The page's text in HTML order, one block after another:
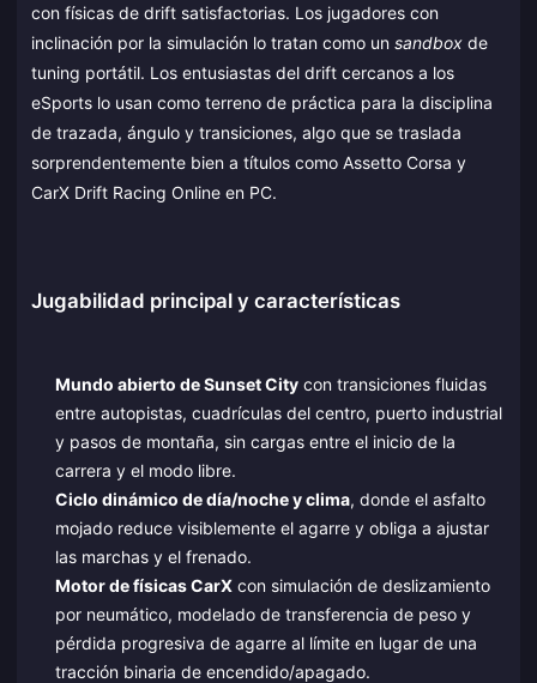
con físicas de drift satisfactorias. Los jugadores con
inclinación por la simulación lo tratan como un sandbox de
tuning portátil. Los entusiastas del drift cercanos a los
eSports lo usan como terreno de práctica para la disciplina
de trazada, ángulo y transiciones, algo que se traslada
sorprendentemente bien a títulos como Assetto Corsa y
CarX Drift Racing Online en PC.
Jugabilidad principal y características
Mundo abierto de Sunset Citycon transiciones fluidas
entre autopistas, cuadrículas del centro, puerto industrial
y pasos de montaña, sin cargas entre el inicio de la
carrera y el modo libre.
Ciclo dinámico de día/noche y clima, donde el asfalto
mojado reduce visiblemente el agarre y obliga a ajustar
las marchas y el frenado.
Motor de físicas CarXcon simulación de deslizamiento
por neumático, modelado de transferencia de peso y
pérdida progresiva de agarre al límite en lugar de una
tracción binaria de encendido/apagado.